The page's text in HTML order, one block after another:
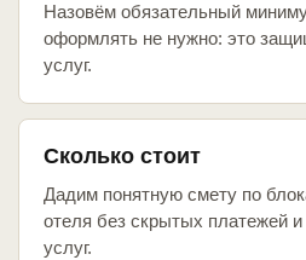
Назовём обязательный
оформлять не нужно: это
услуг.
Сколько стоит
Дадим понятную смету по
отеля без скрытых платежей
услуг.